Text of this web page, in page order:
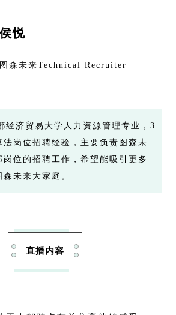
悦
图森未来Technical Recruiter
经济贸易大学人力资源管理专业，3
法岗位招聘经验，主要负责图森未
位的招聘工作，希望能吸引更多
未来大家庭。
直播内容